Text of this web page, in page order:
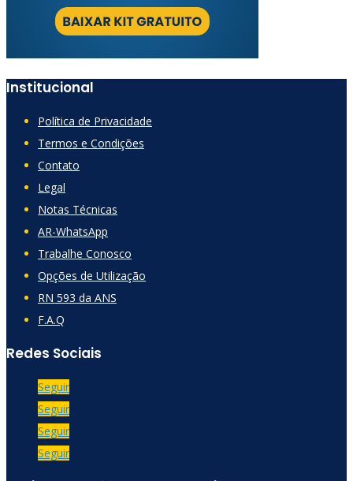
Institucional
Política de Privacidade
Termos e Condições
Contato
Legal
Notas Técnicas
AR-WhatsApp
Trabalhe Conosco
Opções de Utilização
RN 593 da ANS
F.A.Q
Redes Sociais
Seguir
Seguir
Seguir
Seguir